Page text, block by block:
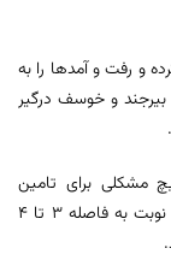
و رفت و آمدها را به
بیرجند و خوسف درگیر
مشکلی برای تامین
واکسن وجود ندارد، اظهار کرد: این واکسن باید در دو نوبت به فاصله ۳ تا ۴